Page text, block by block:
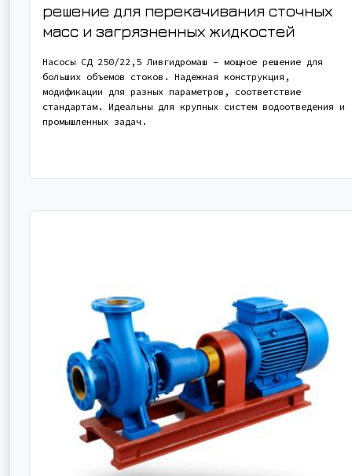
решение для перекачивания сточных
масс и загрязненных жидкостей
Насосы СД 250/22,5 Ливгидромаш – мощное решение для
больших объемов стоков. Надежная конструкция,
модификации для разных параметров, соответствие
стандартам. Идеальны для крупных систем водоотведения и
промышленных задач.